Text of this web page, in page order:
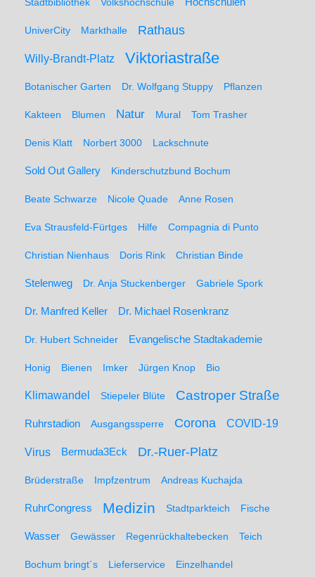
UniverCity Markthalle Rathaus
Willy-Brandt-Platz Viktoriastraße
Botanischer Garten Dr. Wolfgang Stuppy Pflanzen
Kakteen Blumen Natur Mural Tom Trasher
Denis Klatt Norbert 3000 Lackschnute
Sold Out Gallery Kinderschutzbund Bochum
Beate Schwarze Nicole Quade Anne Rosen
Eva Strausfeld-Fürtges Hilfe Compagnia di Punto
Christian Nienhaus Doris Rink Christian Binde
Stelenweg Dr. Anja Stuckenberger Gabriele Spork
Dr. Manfred Keller Dr. Michael Rosenkranz
Dr. Hubert Schneider Evangelische Stadtakademie
Honig Bienen Imker Jürgen Knop Bio
Klimawandel Stiepeler Blüte Castroper Straße
Ruhrstadion Ausgangssperre Corona COVID-19
Virus Bermuda3Eck Dr.-Ruer-Platz
Brüderstraße Impfzentrum Andreas Kuchajda
RuhrCongress Medizin Stadtparkteich Fische
Wasser Gewässer Regenrückhaltebecken Teich
Bochum bringt´s Lieferservice Einzelhandel